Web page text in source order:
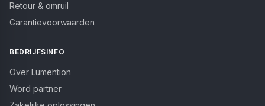
Retour & omruil
Garantievoorwaarden
BEDRIJFSINFO
Over Lumention
Word partner